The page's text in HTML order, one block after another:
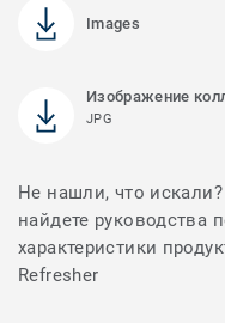
Images
Изображение
JPG
Не нашли, что
найдете руководства
характеристики
Refresher